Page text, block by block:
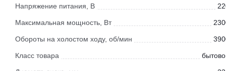
Напряжение питания, В
Максимальная мощность, Вт
Обороты на холостом ходу, об/мин
Класс товара